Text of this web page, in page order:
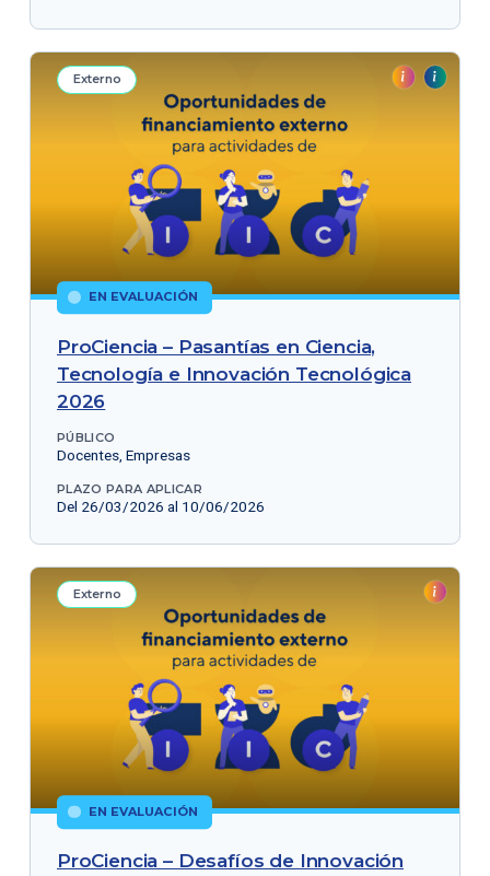
Externo
EN EVALUACIÓN
ProCiencia – Pasantías en Ciencia,
Tecnología e Innovación Tecnológica
2026
PÚBLICO
Docentes, Empresas
PLAZO PARA APLICAR
Del 26/03/2026 al 10/06/2026
Externo
EN EVALUACIÓN
ProCiencia – Desafíos de Innovación